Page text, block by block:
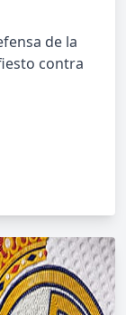
de la
contra